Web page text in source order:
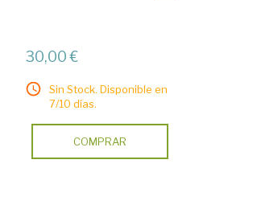
30,00 €
Sin Stock. Disponible en
7/10 días.
COMPRAR